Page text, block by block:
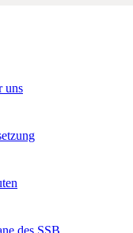
wurde deinem
uns
des SSB
Zum